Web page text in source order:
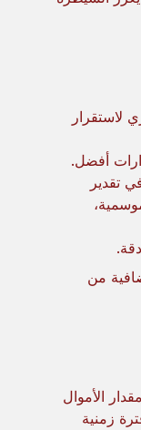
لاستقرار
أفضل.
تقدير
من
الأموال
زمنية